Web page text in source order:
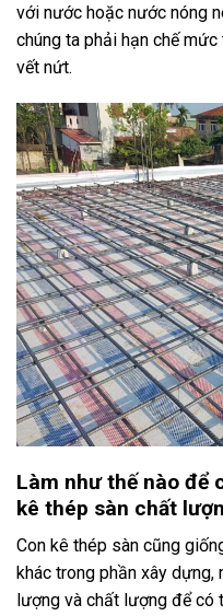
với nước hoặc nước nóng
chúng ta phải hạn chế
vết nứt.
Làm như thế nào để
kê thép sàn chất
Con kê thép sàn cũng
khác trong phần xây
lượng và chất lượng để